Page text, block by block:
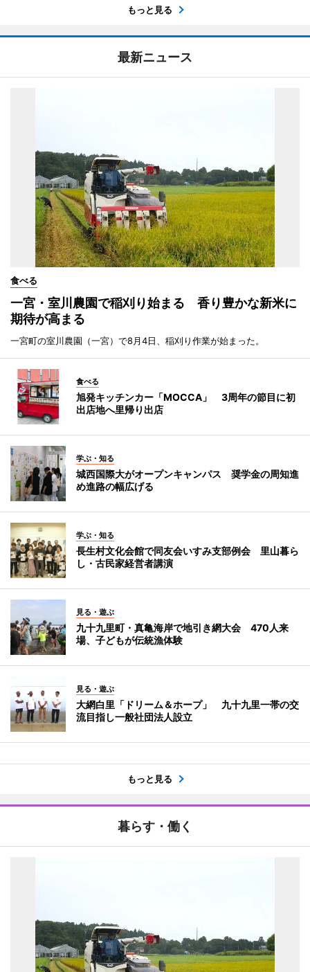
もっと見る
最新ニュース
食べる
一宮・室川農園で稲刈り始まる 香り豊かな新米に
期待が高まる
一宮町の室川農園（一宮）で8月4日、稲刈り作業が始まった。
食べる
旭発キッチンカー「MOCCA」 3周年の節目に初
出店地へ里帰り出店
学ぶ・知る
城西国際大がオープンキャンパス 奨学金の周知進
め進路の幅広げる
学ぶ・知る
長生村文化会館で同友会いすみ支部例会 里山暮ら
し・古民家経営者講演
見る・遊ぶ
九十九里町・真亀海岸で地引き網大会 470人来
場、子どもが伝統漁体験
見る・遊ぶ
大網白里「ドリーム＆ホープ」 九十九里一帯の交
流目指し一般社団法人設立
もっと見る
暮らす・働く